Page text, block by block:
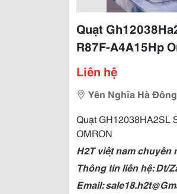
Quạt
R87F-A4A15Hp
Liên hệ
Yên Nghĩa Hà Đông
Quạt GH12038HA2SL
OMRON
H2T việt nam chuyên
Thông tin liên hệ: Dt/
Email: